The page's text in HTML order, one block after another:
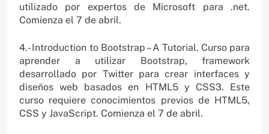
utilizado por expertos de Microsoft para .net.
Comienza el 7 de abril.
4.- Introduction to Bootstrap – A Tutorial. Curso para
aprender a utilizar Bootstrap, framework
desarrollado por Twitter para crear interfaces y
diseños web basados en HTML5 y CSS3. Este
curso requiere conocimientos previos de HTML5,
CSS y JavaScript. Comienza el 7 de abril.